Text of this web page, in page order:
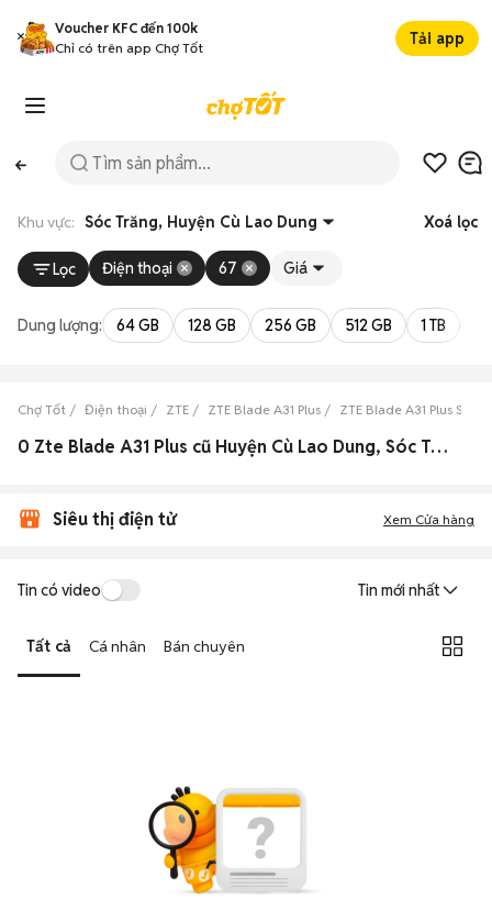
Voucher KFC đến 100k
Chỉ có trên app Chợ Tốt
Tải app
Khu vực: Sóc Trăng, Huyện Cù Lao Dung Xoá lọc
Lọc Điện thoại 67 Giá
Dung lượng: 64 GB 128 GB 256 GB 512 GB 1 TB
Chợ Tốt Điện thoại ZTE ZTE Blade A31 Plus ZTE Blade A31 Plus Sóc
0 Zte Blade A31 Plus cũ Huyện Cù Lao Dung, Sóc Trăng đẹp
Siêu thị điện tử Xem Cửa hàng
Tin có video Tin mới nhất
Tất cả Cá nhân Bán chuyên